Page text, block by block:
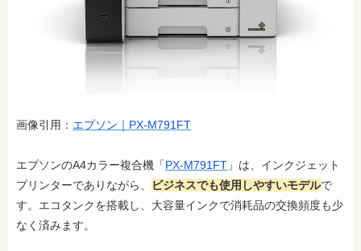
画像引用： エプソン｜PX-M791FT
エプソンのA4カラー複合機「PX-M791FT 」は、インクジェット
プリンターでありながら、
ビジネスでも使用しやすいモデルで
す。エコタンクを搭載し、大容量インクで消耗品の交換頻度も少
なく済みます。